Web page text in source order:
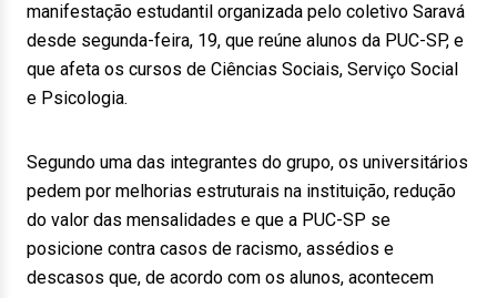
manifestação estudantil organizada pelo coletivo Saravá
desde segunda-feira, 19, que reúne alunos da PUC-SP, e
que afeta os cursos de Ciências Sociais, Serviço Social
e Psicologia.
Segundo uma das integrantes do grupo, os universitários
pedem por melhorias estruturais na instituição, redução
do valor das mensalidades e que a PUC-SP se
posicione contra casos de racismo, assédios e
descasos que, de acordo com os alunos, acontecem